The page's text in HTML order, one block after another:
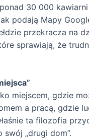
30 000
podają Mapy
przekracza na
sprawiają, że
miejscem, gdzie
a pracą, gdzie
ta filozofia
„drugi dom”.